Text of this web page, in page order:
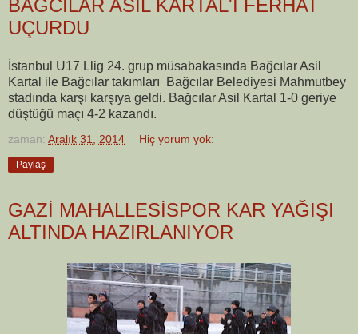
BAĞCILAR ASİL KARTAL'I FERHAT
UÇURDU
İstanbul U17 Llig 24. grup müsabakasında Bağcılar Asil
Kartal ile Bağcılar takımları Bağcılar Belediyesi Mahmutbey
stadında karşı karşıya geldi. Bağcılar Asil Kartal 1-0 geriye
düştüğü maçı 4-2 kazandı.
zaman: Aralık 31, 2014 Hiç yorum yok:
Paylaş
GAZİ MAHALLESİSPOR KAR YAĞIŞI
ALTINDA HAZIRLANIYOR